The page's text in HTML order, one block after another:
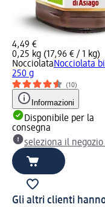
4,49 €
0,25 kg (17,96 € / 1 kg)
NocciolataNocciolata
250 g
(10)
Informazioni
Disponibile per la
consegna
seleziona il negozio
Gli altri clienti